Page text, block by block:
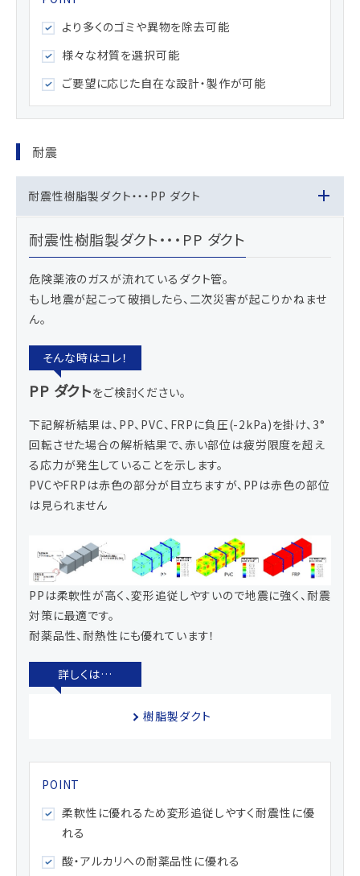
より多くのゴミや異物を除去可能
様々な材質を選択可能
ご要望に応じた自在な設計・製作が可能
耐震
耐震性樹脂製ダクト・・・PP ダクト
耐震性樹脂製ダクト・・・PP ダクト
危険薬液のガスが流れているダクト管。
もし地震が起こって破損したら、二次災害が起こりかねませ
ん。
PP ダクトをご検討ください。
下記解析結果は、PP、PVC、FRPに負圧(-2kPa)を掛け、3°
回転させた場合の解析結果で、赤い部位は疲労限度を超え
る応力が発生していることを示します。
PVCやFRPは赤色の部分が目立ちますが、PPは赤色の部位
は見られません
PPは柔軟性が高く、変形追従しやすいので地震に強く、耐震
対策に最適です。
耐薬品性、耐熱性にも優れています！
樹脂製ダクト
柔軟性に優れるため変形追従しやすく耐震性に優
れる
酸・アルカリへの耐薬品性に優れる